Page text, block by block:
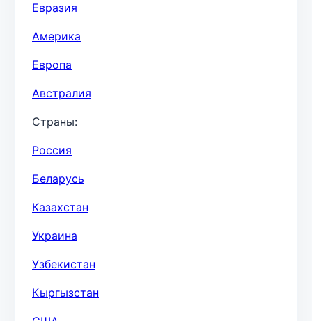
Евразия
Америка
Европа
Австралия
Страны:
Россия
Беларусь
Казахстан
Украина
Узбекистан
Кыргызстан